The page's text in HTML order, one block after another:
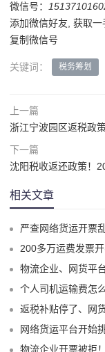
微信号：
添加微信好友, 获取一
复制微信号
关键词： 税务筹划
上一篇
浙江宁波园区返税政
下一篇
沈阳税收返还政策！
相关文章
严查网络货运开票乱象！网货
200多万运费发票开不
物流企业、网货平台频
个人司机运输费怎
返税补贴停了、网货平台涨
网络货运平台开始
物流企业开票被拒